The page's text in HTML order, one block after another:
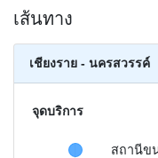
เส้นทาง
เชียงราย - นครสวรรค์
จุดบริการ
สถานีข